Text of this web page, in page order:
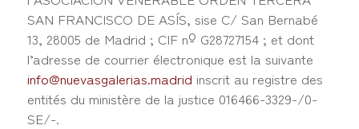
SAN FRANCISCO DE ASÍS, sise C/ San Bernabé
13, 28005 de Madrid ; CIF nº G28727154 ; et dont
l’adresse de courrier électronique est la suivante
info@nuevasgalerias.madrid inscrit au registre des
entités du ministère de la justice 016466-3329-/0-
SE/-.